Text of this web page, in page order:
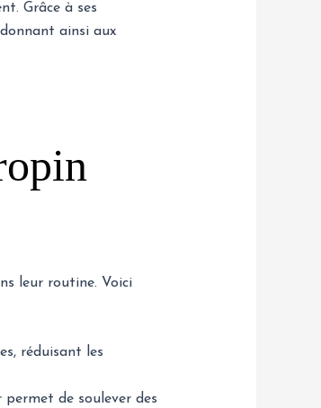
Grâce à ses
ainsi aux
leur routine. Voici
réduisant les
de soulever des